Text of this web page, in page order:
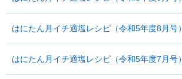
はにたん月イチ適塩レシピ（令和5年度8月号）
はにたん月イチ適塩レシピ（令和5年度7月号）